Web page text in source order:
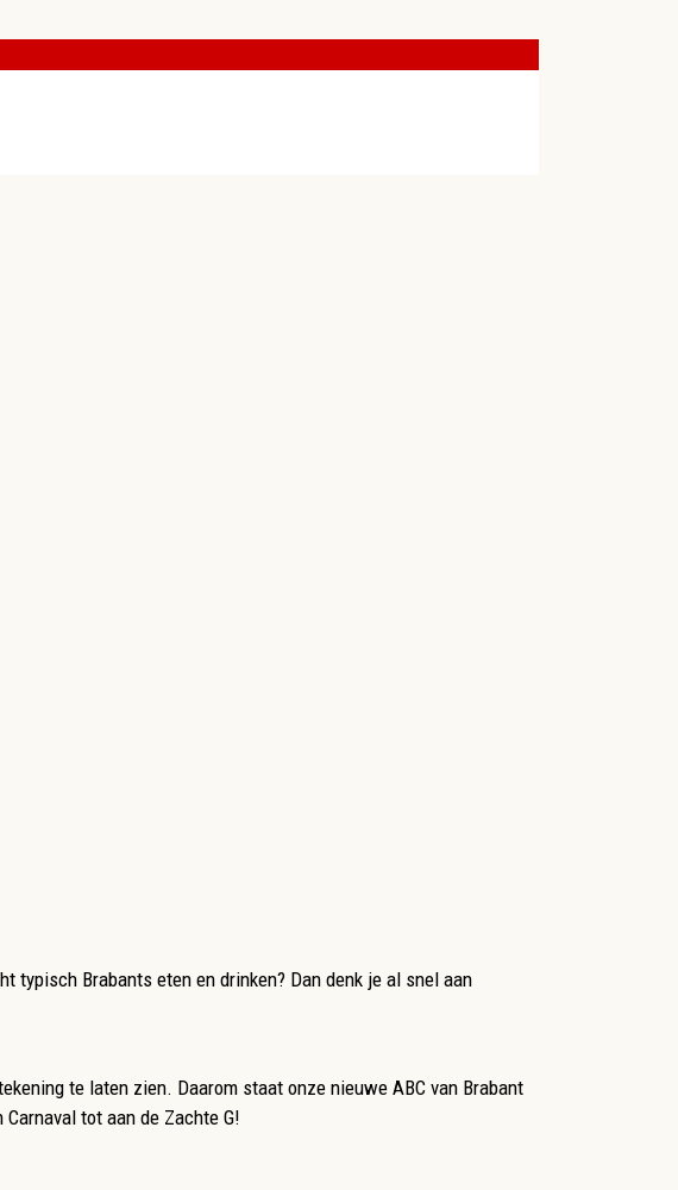
typisch Brabants eten en drinken? Dan denk je al snel aan
te laten zien. Daarom staat onze nieuwe ABC van Brabant
tot aan de Zachte G!